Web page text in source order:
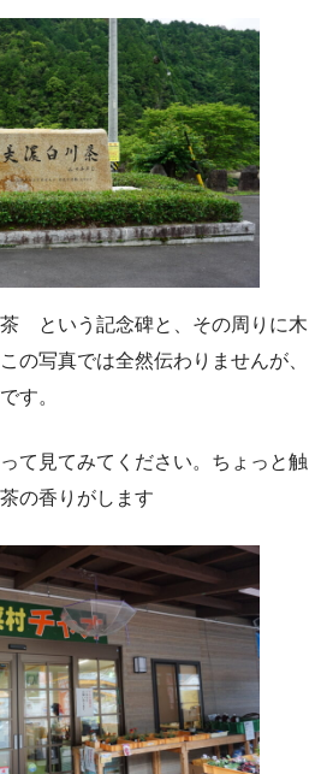
という記念碑と、その周りに木
の写真では全然伝わりませんが、
す。
て見てみてください。ちょっと触
の香りがします